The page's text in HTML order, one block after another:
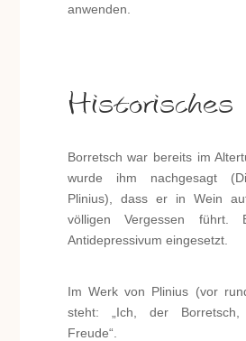
anwenden.
Historisches
Borretsch war bereits im
wurde ihm nachgesagt
Plinius), dass er in Wein
völligen Vergessen führt.
Antidepressivum eingesetzt.
Im Werk von Plinius (vor
steht: „Ich, der
Freude“.